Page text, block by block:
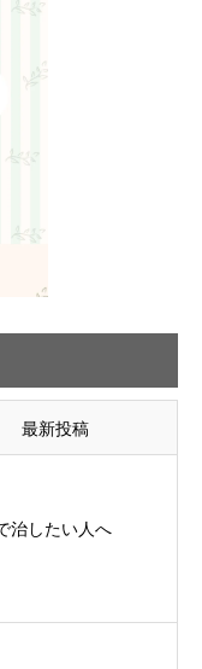
最新投稿
治したい人へ